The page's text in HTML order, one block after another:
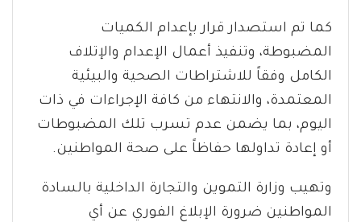
كما تم استصدار قرار بإعدام الكميات
المضبوطة، وتنفيذ أعمال الإعدام والإتلاف
الكامل وفقاً للاشتراطات الصحية والبيئية
المعتمدة، والانتهاء من كافة الإجراءات في ذات
اليوم، بما يضمن عدم تسرب تلك المضبوطات
أو إعادة تداولها حفاظاً على صحة المواطنين.
وتهيب وزارة التموين والتجارة الداخلية بالسادة
المواطنين ضرورة الإبلاغ الفوري عن أي